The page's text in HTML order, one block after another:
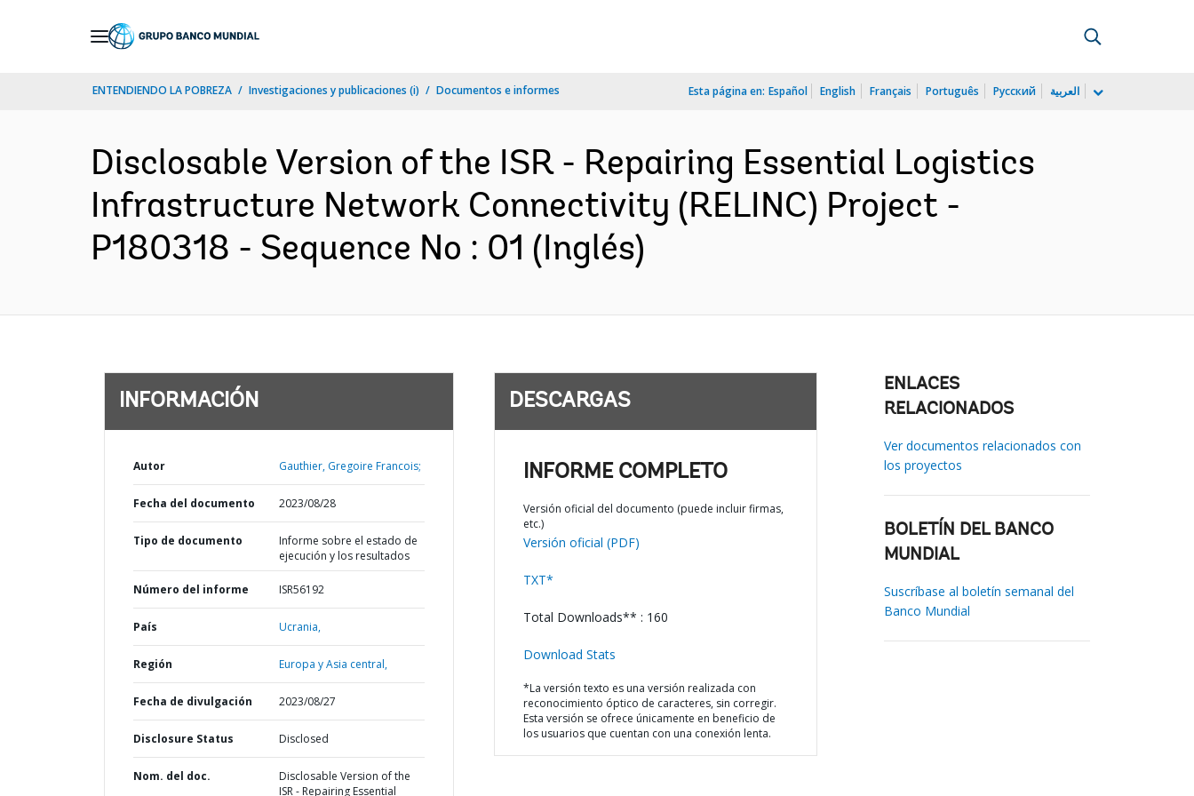
ENTENDIENDO LA POBREZA Investigaciones y publicaciones (i) Documentos e informes Esta página en: Español English Français Português Русский العربية
Disclosable Version of the ISR - Repairing Essential Logistics
Infrastructure Network Connectivity (RELINC) Project -
P180318 - Sequence No : 01 (Inglés)
INFORMACIÓN
Autor Gauthier, Gregoire Francois;
Fecha del documento 2023/08/28
Tipo de documento
Informe sobre el estado de
ejecución y los resultados
Número del informe ISR56192
País Ucrania,
Región Europa y Asia central,
Fecha de divulgación 2023/08/27
Disclosure Status Disclosed
Nom. del doc.
Disclosable Version of the
ISR - Repairing Essential
DESCARGAS
INFORME COMPLETO
Versión oficial del documento (puede incluir firmas,
etc.)
Versión oficial (PDF)
TXT*
Total Downloads** : 160
Download Stats
*La versión texto es una versión realizada con
reconocimiento óptico de caracteres, sin corregir.
Esta versión se ofrece únicamente en beneficio de
los usuarios que cuentan con una conexión lenta.
ENLACES
RELACIONADOS
Ver documentos relacionados con
los proyectos
BOLETÍN DEL BANCO
MUNDIAL
Suscríbase al boletín semanal del
Banco Mundial